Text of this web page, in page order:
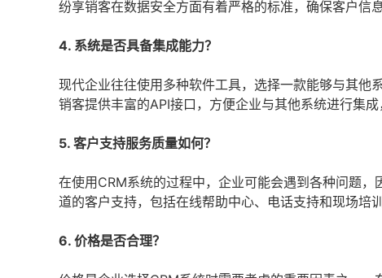
纷享销客在数据安全方面有着严格的标准，确保客户信
4. 系统是否具备集成能力？
现代企业往往使用多种软件工具，选择一款能够与其他
销客提供丰富的API接口，方便企业与其他系统进行集
5. 客户支持服务质量如何？
在使用CRM系统的过程中，企业可能会遇到各种问题
道的客户支持，包括在线帮助中心、电话支持和现场培
6. 价格是否合理？